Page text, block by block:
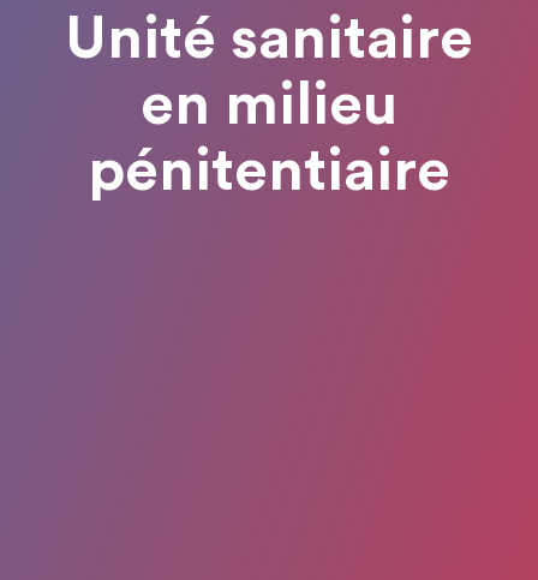
Unité sanitaire
en milieu
pénitentiaire